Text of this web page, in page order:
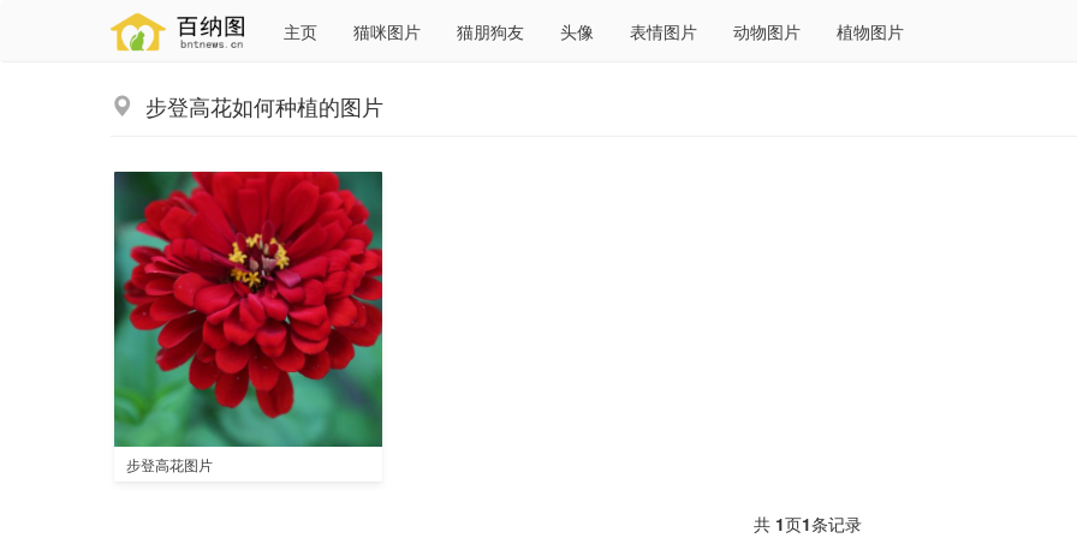
主页 猫咪图片 猫朋狗友 头像 表情图片 动物图片 植物图片
步登高花如何种植的图片
步登高花图片
共 1页1条记录